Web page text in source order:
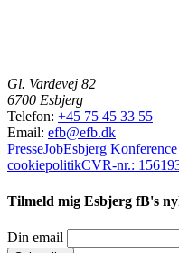
Gl. Vardevej 82
6700 Esbjerg
Telefon: +45 75 45 33 55
Email: efb@efb.dk
PresseJobEsbjerg
cookiepolitikCVR-nr.:
Tilmeld mig Esbjerg fB's
Din email